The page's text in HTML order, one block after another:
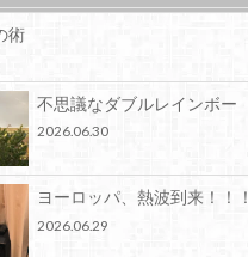
術
不思議なダブルレインボー
2026.06.30
ヨーロッパ、熱波到来！！！
2026.06.29